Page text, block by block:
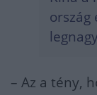
ország
– Az a tény,